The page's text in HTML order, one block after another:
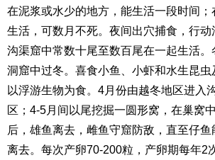
在泥浆或水少的地方，能生活一段时间
生活，可数月不死。夜间出穴捕食，行动
沟渠窟中常数十尾至数百尾在一起生活。
洞窟中过冬。喜食小鱼、小虾和水生昆虫
以浮游生物为食。4月份由越冬地区进入
区；4-5月间以尾挖掘一圆形窝，在巢窝
后，雄鱼离去，雌鱼守窟防敌，直至仔
离去。每次产卵70-200粒，产卵期每年2